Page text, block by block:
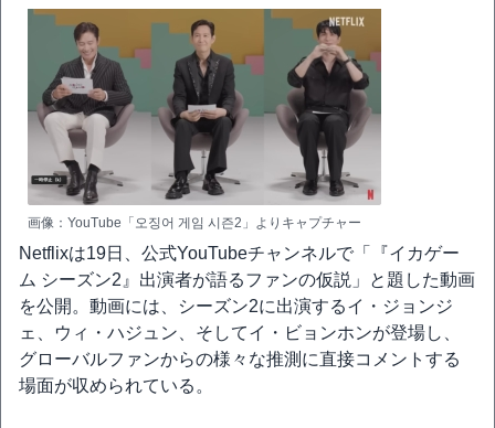
画像：YouTube「오징어 게임 시즌2」よりキャプチャー
Netflixは19日、公式YouTubeチャンネルで「『イカゲー
ム シーズン2』出演者が語るファンの仮説」と題した動画
を公開。動画には、シーズン2に出演するイ・ジョンジ
ェ、ウィ・ハジュン、そしてイ・ビョンホンが登場し、
グローバルファンからの様々な推測に直接コメントする
場面が収められている。